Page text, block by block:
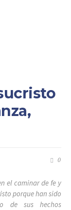
0
el caminar de fe y
porque han sido
de sus hechos